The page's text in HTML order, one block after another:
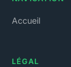
Accueil
LÉGAL